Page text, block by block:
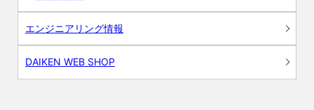
エンジニアリング情報
DAIKEN WEB SHOP